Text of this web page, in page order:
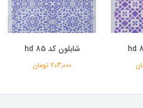
شابلون کد hd 85
203,000 تومان